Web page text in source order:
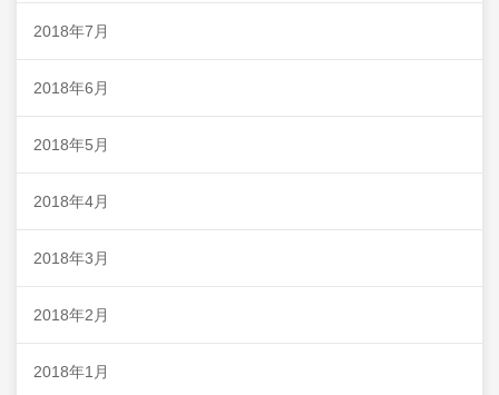
2018年7月
2018年6月
2018年5月
2018年4月
2018年3月
2018年2月
2018年1月